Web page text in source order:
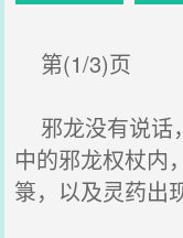
第(1/3)页
邪龙没有说话
中的邪龙权杖内
箓，以及灵药出